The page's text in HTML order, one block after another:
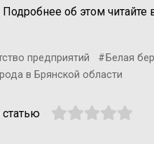
Подробнее об этом читайте
предприятий Белая
в Брянской области